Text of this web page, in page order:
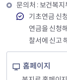
문의처 : 보건복
기초연금 신
연금을 신청
찰서에 신고
홈페이지